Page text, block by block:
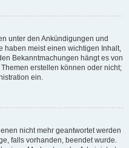
unter den Ankündigungen und
haben meist einen wichtigen Inhalt,
Bekanntmachungen hängt es von
erstellen können oder nicht;
ein.
nicht mehr geantwortet werden
falls vorhanden, beendet wurde.